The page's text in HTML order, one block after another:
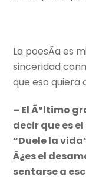
La poesÃ­a es
sinceridad
que eso quiera
– El Ãºltimo
decir que es
“Duele la
Â¿es el
sentarse a